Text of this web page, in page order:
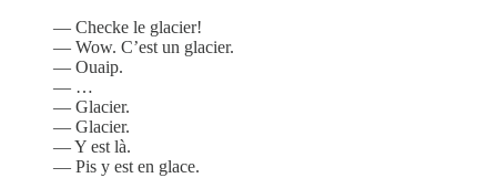
— Checke le glacier!
— Wow. C’est un glacier.
— Ouaip.
— …
— Glacier.
— Glacier.
— Y est là.
— Pis y est en glace.